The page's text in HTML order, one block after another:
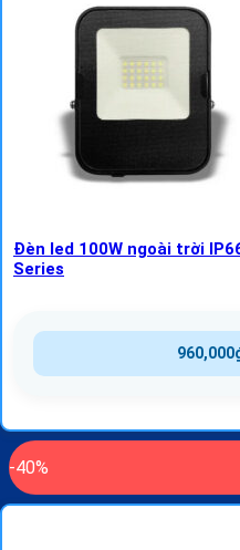
Đèn led 100W ngoài trời
Series
960,000
-40%